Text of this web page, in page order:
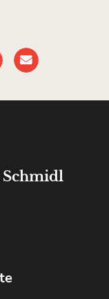
Schmidl